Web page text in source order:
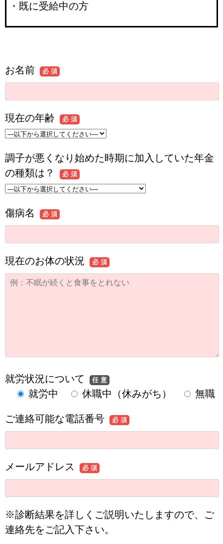
・既に受給中の方
お名前 必 須
現在の年齢 必 須
調子が悪くなり始めた時期に加入していた年金
の種類は？
必 須
傷病名 必 須
現在のお体の状況 必 須
就労状況について 任 意
就労中 休職中（休みがち） 無職
ご連絡可能な電話番号 必 須
メールアドレス 必 須
※診断結果を詳しくご説明いたしますので、ご
連絡先をご記入下さい。